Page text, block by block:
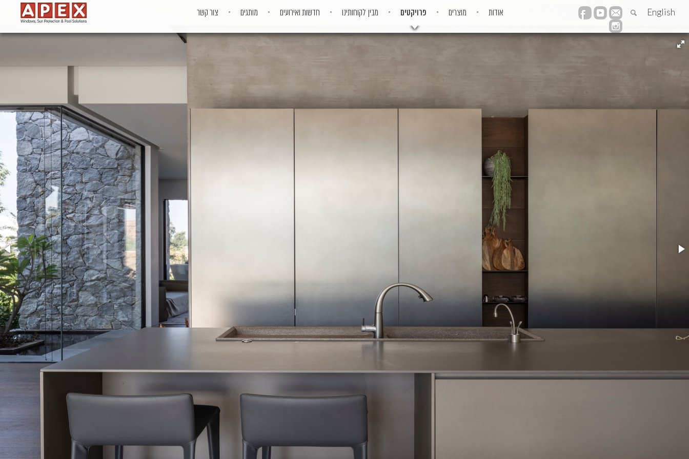
English אודות מוצרים פרויקטים מבין לקוחותינו חדשות ואירועים מותגים צור קשר